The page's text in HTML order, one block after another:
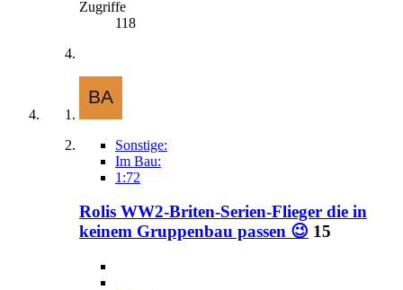
Zugriffe
118
Sonstige:
Im Bau:
1:72
Rolis WW2-Briten-Serien-Flieger die in
keinem Gruppenbau passen 😉 15